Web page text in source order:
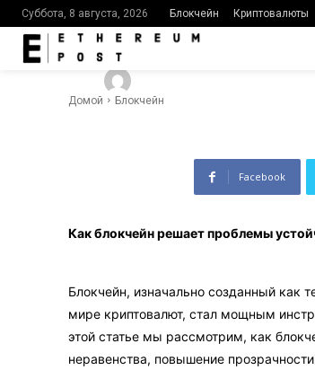
Суббота, 8 августа, 2026 Блокчейн Криптовалюты
Домой Блокчейн
Facebook
Как блокчейн решает проблемы
Блокчейн, изначально созданный как
мире криптовалют, стал мощным
этой статье мы рассмотрим, как
неравенства, повышение